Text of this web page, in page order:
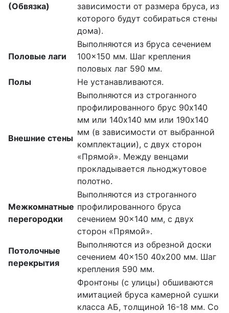
(Обвязка)
зависимости от размера бруса, из
которого будут собираться стены
дома).
Половые лаги
Выполняются из бруса сечением
100×150 мм. Шаг крепления
половых лаг 590 мм.
Полы
Не устанавливаются.
Внешние стены
Выполняются из строганного
профилированного брус 90х140
мм или 140х140 мм или 190х140
мм (в зависимости от выбранной
комплектации), с двух сторон
«Прямой». Между венцами
прокладывается льноджутовое
полотно.
Межкомнатные
перегородки
Выполняются из строганного
профилированного бруса
сечением 90×140 мм, с двух
сторон «Прямой».
Потолочные
перекрытия
Выполняются из обрезной доски
сечением 40×150 40х200 мм. Шаг
крепления 590 мм.
Фронтоны (с улицы) обшиваются
имитацией бруса камерной сушки
класса АБ, толщиной 16-18 мм. Со